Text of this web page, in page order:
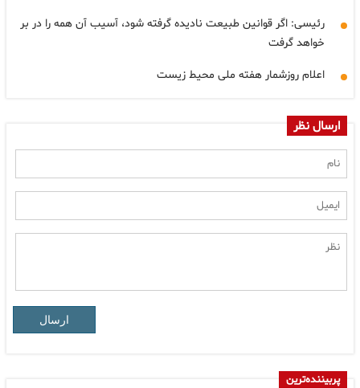
رئیسی: اگر قوانین طبیعت نادیده گرفته شود، آسیب آن همه را در بر
خواهد گرفت
اعلام روزشمار هفته ملی محیط زیست
ارسال نظر
ارسال
پربیننده‌ترین